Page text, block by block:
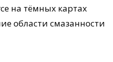
на тёмных картах
области смазанности